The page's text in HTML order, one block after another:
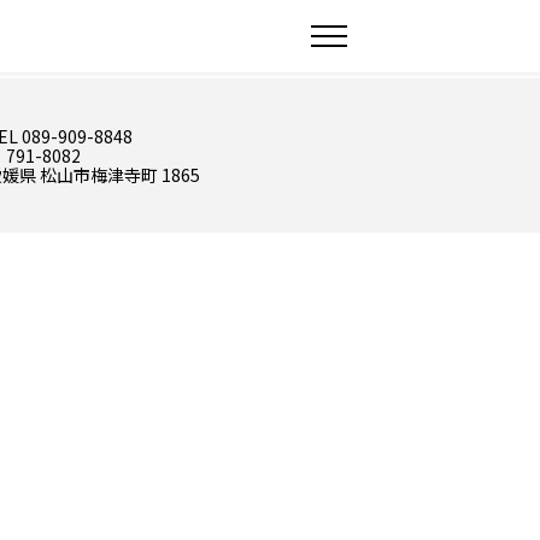
089-909-8848
791-8082
県 松山市梅津寺町 1865